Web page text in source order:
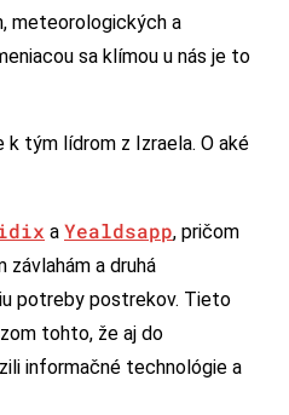
meteorologických a
sa klímou u nás je to
k tým lídrom z Izraela. O aké
a Yealdsapp, pričom
závlahám a druhá
potreby postrekov. Tieto
tohto, že aj do
informačné technológie a